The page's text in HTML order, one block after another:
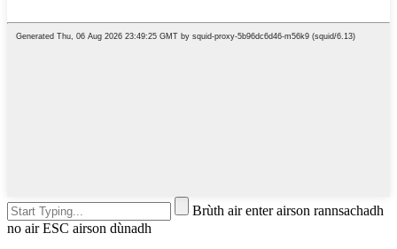
Brùth air enter airson rannsachadh
no air ESC airson dùnadh